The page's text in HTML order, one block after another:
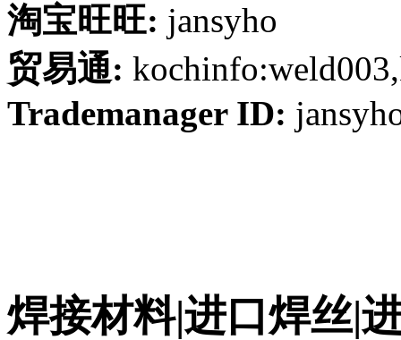
淘宝旺旺: jansyho
贸易通:
Trademanager ID:
焊接材料|进口焊丝|